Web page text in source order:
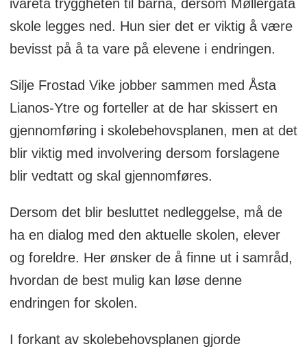
ivareta tryggheten til barna, dersom Møllergata
skole legges ned. Hun sier det er viktig å være
bevisst på å ta vare på elevene i endringen.
Silje Frostad Vike jobber sammen med Åsta
Lianos-Ytre og forteller at de har skissert en
gjennomføring i skolebehovsplanen, men at det
blir viktig med involvering dersom forslagene
blir vedtatt og skal gjennomføres.
Dersom det blir besluttet nedleggelse, må de
ha en dialog med den aktuelle skolen, elever
og foreldre. Her ønsker de å finne ut i samråd,
hvordan de best mulig kan løse denne
endringen for skolen.
I forkant av skolebehovsplanen gjorde